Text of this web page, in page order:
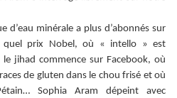
d’eau minérale a plus d’abonnés sur
quel prix Nobel, où « intello » est
jihad commence sur Facebook, où
de gluten dans le chou frisé et où
Sophia Aram dépeint avec